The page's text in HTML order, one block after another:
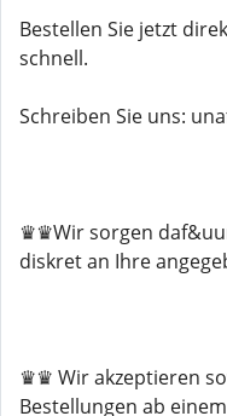
Bestellen Sie jetzt
schnell.
Schreiben Sie uns:
♛♛Wir sorgen
diskret an Ihre
♛♛ Wir akzeptieren
Bestellungen ab